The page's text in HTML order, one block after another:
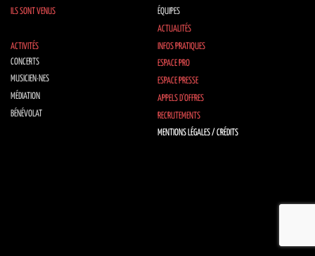
ILS SONT VENUS
ÉQUIPES
ACTUALITÉS
ACTIVITÉS
CONCERTS
MUSICIEN·NES
MÉDIATION
BÉNÉVOLAT
INFOS PRATIQUES
ESPACE PRO
ESPACE PRESSE
APPELS D’OFFRES
RECRUTEMENTS
MENTIONS LÉGALES / CRÉDITS